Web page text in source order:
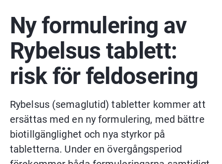
Ny formulering av
Rybelsus tablett:
risk för feldosering
Rybelsus (semaglutid) tabletter kommer att
ersättas med en ny formulering, med bättre
biotillgänglighet och nya styrkor på
tabletterna. Under en övergångsperiod